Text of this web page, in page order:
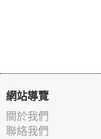
網站導覽
關於我們
聯絡我們